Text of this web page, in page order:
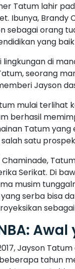
Tatum lahir
Ibunya, Brandy
sebagai orang
yang
di
seorang
Jayson
mulai terlihat
berhasil
Tatum
satu
Chaminade,
Serikat. Di
musim
serba bisa
Jayson
tahun